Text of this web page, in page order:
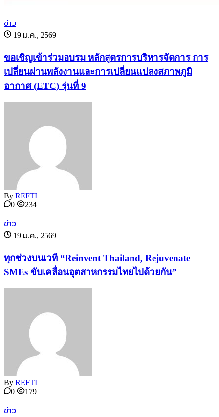
ข่าว
19 ม.ค., 2569
ขอเชิญเข้าร่วมอบรม หลักสูตรการบริหารจัดการ การ
เปลี่ยนผ่านพลังงานและการเปลี่ยนแปลงสภาพภูมิ
อากาศ (ETC) รุ่นที่ 9
By REFTI
0
234
ข่าว
19 ม.ค., 2569
ทุกช่วงบนเวที “Reinvent Thailand, Rejuvenate
SMEs ขับเคลื่อนอุตสาหกรรมไทยไปด้วยกัน”
By REFTI
0
179
ข่าว